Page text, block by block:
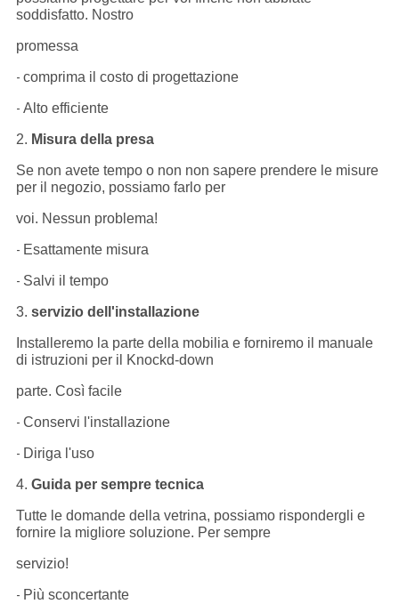
soddisfatto. Nostro
promessa
- comprima il costo di progettazione
- Alto efficiente
2. Misura della presa
Se non avete tempo o non non sapere prendere le misure
per il negozio, possiamo farlo per
voi. Nessun problema!
- Esattamente misura
- Salvi il tempo
3. servizio dell'installazione
Installeremo la parte della mobilia e forniremo il manuale
di istruzioni per il Knockd-down
parte. Così facile
- Conservi l'installazione
- Diriga l'uso
4. Guida per sempre tecnica
Tutte le domande della vetrina, possiamo rispondergli e
fornire la migliore soluzione. Per sempre
servizio!
- Più sconcertante